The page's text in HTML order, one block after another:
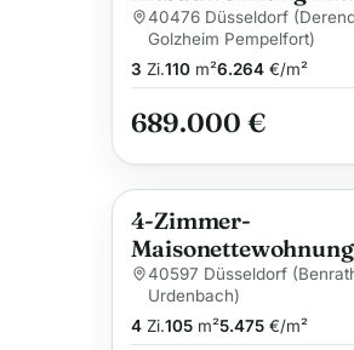
Derendorf
40476 Düsseldorf
Golzheim Pempelfort)
3 Zi.110m²6.264€/m²
689.000 €
Anzeige
4-Zimmer-
Balkon
40597 Düsseldorf
Urdenbach)
4Zi.105m²5.475€/m²